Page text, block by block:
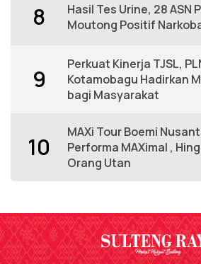
8
Hasil Tes Urine, 28 ASN
Moutong Positif
9
Perkuat Kinerja TJSL,
Kotamobagu Hadirkan
bagi Masyarakat
10
MAXi Tour Boemi
Performa MAXimal ,
Orang Utan